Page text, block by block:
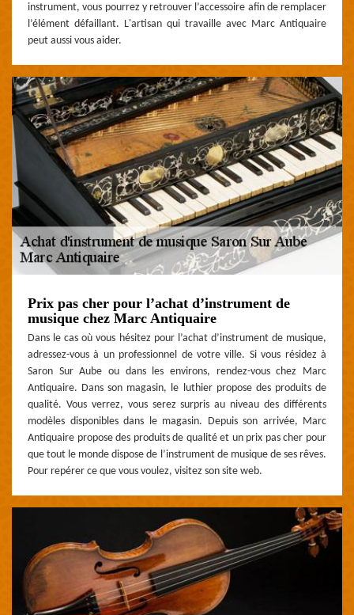
instrument, vous pourrez y retrouver l’accessoire afin de remplacer
l’élément défaillant. L'artisan qui travaille avec Marc Antiquaire
peut aussi vous aider.
Prix pas cher pour l’achat d’instrument de
musique chez Marc Antiquaire
Dans le cas où vous hésitez pour l’achat d’instrument de musique,
adressez-vous à un professionnel de votre ville. Si vous résidez à
Saron Sur Aube ou dans les environs, rendez-vous chez Marc
Antiquaire. Dans son magasin, le luthier propose des produits de
qualité. Vous verrez, vous serez surpris au niveau des différents
modèles disponibles dans le magasin. Depuis son arrivée, Marc
Antiquaire propose des produits de qualité et un prix pas cher pour
que tout le monde dispose de l’instrument de musique de ses rêves.
Pour repérer ce que vous voulez, visitez son site web.